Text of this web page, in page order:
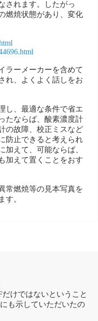
されます。したがっ
燃焼状態があり、変化
ラーメーカーを含めて
れ、よくよく話しをお
し、最適な条件で省エ
たならば、酸素濃度計
の故障、校正ミスなど
防止できると考えられ
加えて、可能ならば、
加えて置くことをおす
常燃焼等の見本写真を
す。
けではないということ
も示していただいたの